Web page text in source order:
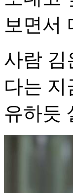
보면서
사람 김
다는
유하듯